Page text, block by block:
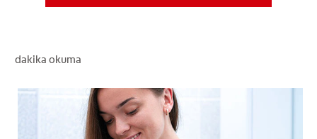
MİSYON
dakika okuma